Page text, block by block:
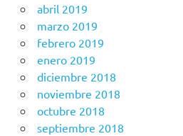
abril 2019
marzo 2019
febrero 2019
enero 2019
diciembre 2018
noviembre 2018
octubre 2018
septiembre 2018